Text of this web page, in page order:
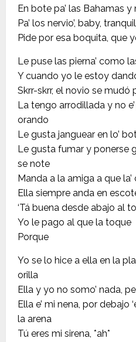
En bote pa’ las Bahamas
Pa’ los nervio’, baby,
Pide por esa boquita, que
Le puse las pierna’ como
Y cuando yo le estoy
Skrr-skrr, el novio se mudó
La tengo arrodillada y no
orando
Le gusta janguear en lo’
Le gusta fumar y ponerse
se note
Manda a la amiga a que
Ella siempre anda en
‘Tá buena desde abajo al
Yo le pago al que la toque
Porque
Yo se lo hice a ella en la
orilla
Ella y yo no somo’ nada,
Ella e’ mi nena, por debajo
la arena
Tú eres mi sirena, *ah*